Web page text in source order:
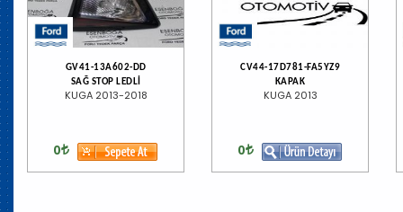
GV41-13A602-DD
SAĞ STOP LEDLİ
KUGA 2013-2018
0
CV44-17D781-FA5YZ9
KAPAK
KUGA 2013
0